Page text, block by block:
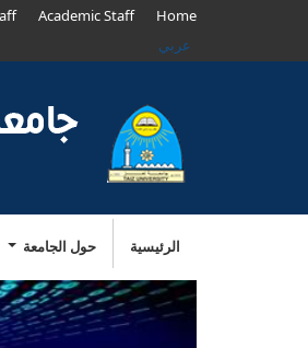
Home
Academic Staff
عربي
الرئيسية حول الجامعة